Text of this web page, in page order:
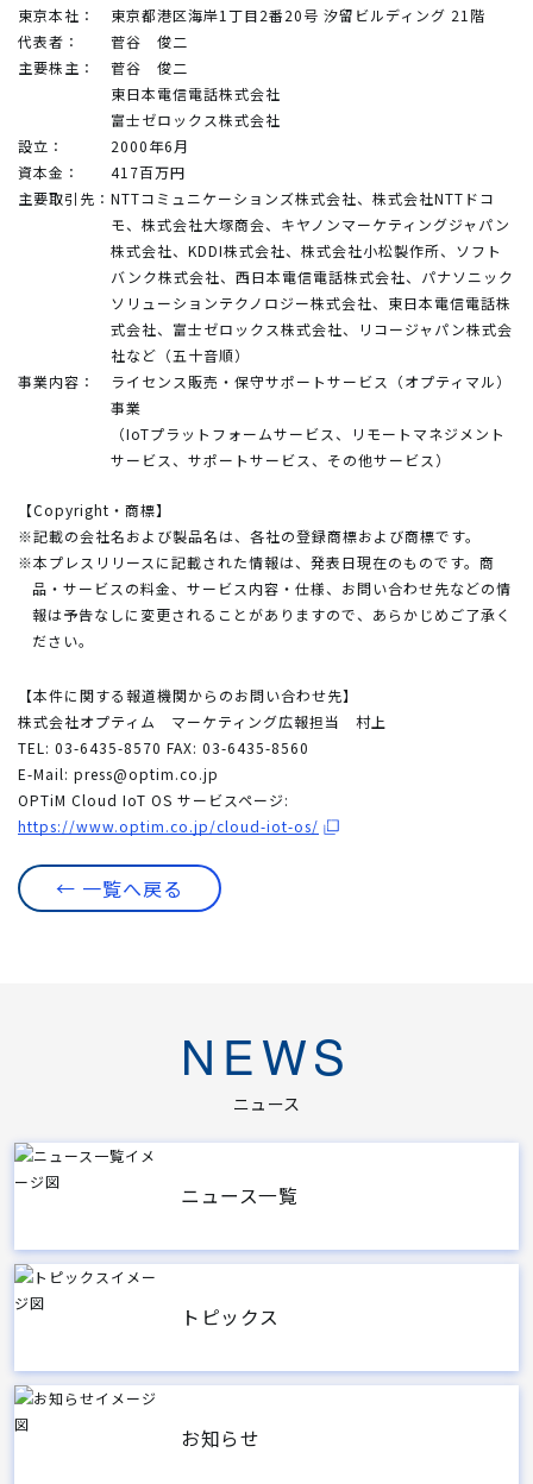
東京本社：
東京都港区海岸1丁目2番20号 汐留ビルディング 21階
代表者：
菅谷 俊二
主要株主：
菅谷 俊二
東日本電信電話株式会社
富士ゼロックス株式会社
設立：
2000年6月
資本金：
417百万円
主要取引先： NTTコミュニケーションズ株式会社、株式会社NTTドコ
モ、株式会社大塚商会、キヤノンマーケティングジャパン
株式会社、KDDI株式会社、株式会社小松製作所、ソフト
バンク株式会社、西日本電信電話株式会社、パナソニック
ソリューションテクノロジー株式会社、東日本電信電話株
式会社、富士ゼロックス株式会社、リコージャパン株式会
社など（五十音順）
事業内容：
ライセンス販売・保守サポートサービス（オプティマル）
事業
（IoTプラットフォームサービス、リモートマネジメント
サービス、サポートサービス、その他サービス）
【Copyright・商標】
※記載の会社名および製品名は、各社の登録商標および商標です。
※本プレスリリースに記載された情報は、発表日現在のものです。商
品・サービスの料金、サービス内容・仕様、お問い合わせ先などの情
報は予告なしに変更されることがありますので、あらかじめご了承く
ださい。
【本件に関する報道機関からのお問い合わせ先】
株式会社オプティム マーケティング広報担当 村上
TEL: 03-6435-8570 FAX: 03-6435-8560
E-Mail: press@optim.co.jp
OPTiM Cloud IoT OS サービスページ:
https://www.optim.co.jp/cloud-iot-os/
← 一覧へ戻る
NEWS
ニュース
ニュース一覧
トピックス
お知らせ